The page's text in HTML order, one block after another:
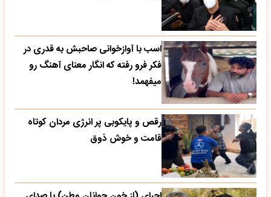
اسب با آوازخوانی صاحبش به قدری در
فکر فرو رفته که انگار معنای آهنگ رو
میفهمد!
رقص و پایکوبی پر انرژی مردان کوتاه
قامت و خوش ذوق